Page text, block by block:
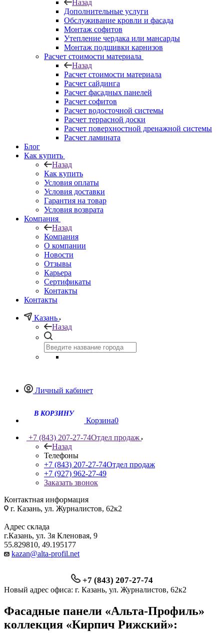
Назад
Дополнительные услуги
Обслуживание кровли и фасада
Монтаж софитов
Утепление чердака или мансарды
Монтаж подшивки карнизов
Расчет стоимости материала
Назад
Расчет стоимости материала
Расчет сайдинга
Расчет фасадных панелей
Расчет софитов
Расчет водосточной системы
Расчет террасной доски
Расчет поверхностной дренажной системы
Расчет ламината
Блог
Как купить
Назад
Как купить
Условия оплаты
Условия доставки
Гарантия на товар
Условия возврата
Компания
Назад
Компания
О компании
Новости
Отзывы
Карьера
Сертификаты
Контакты
Контакты
Казань
Назад
Личный кабинет
Корзина0
+7 (843) 207-27-74Отдел продаж
Назад
Телефоны
+7 (843) 207-27-74Отдел продаж
+7 (927) 962-27-49
Заказать звонок
Контактная информация
г. Казань, ул. Журналистов, 62к2
Адрес склада
г.Казань, ул. 3я Кленовая, 9
55.829810, 49.195177
kazan@alta-profil.net
+7 (843) 207-27-74
Новый адрес офиса: г. Казань, ул. Журналистов, 62к2
Фасадные панели «Альта-Профиль»
коллекция «Кирпич Рижский»: